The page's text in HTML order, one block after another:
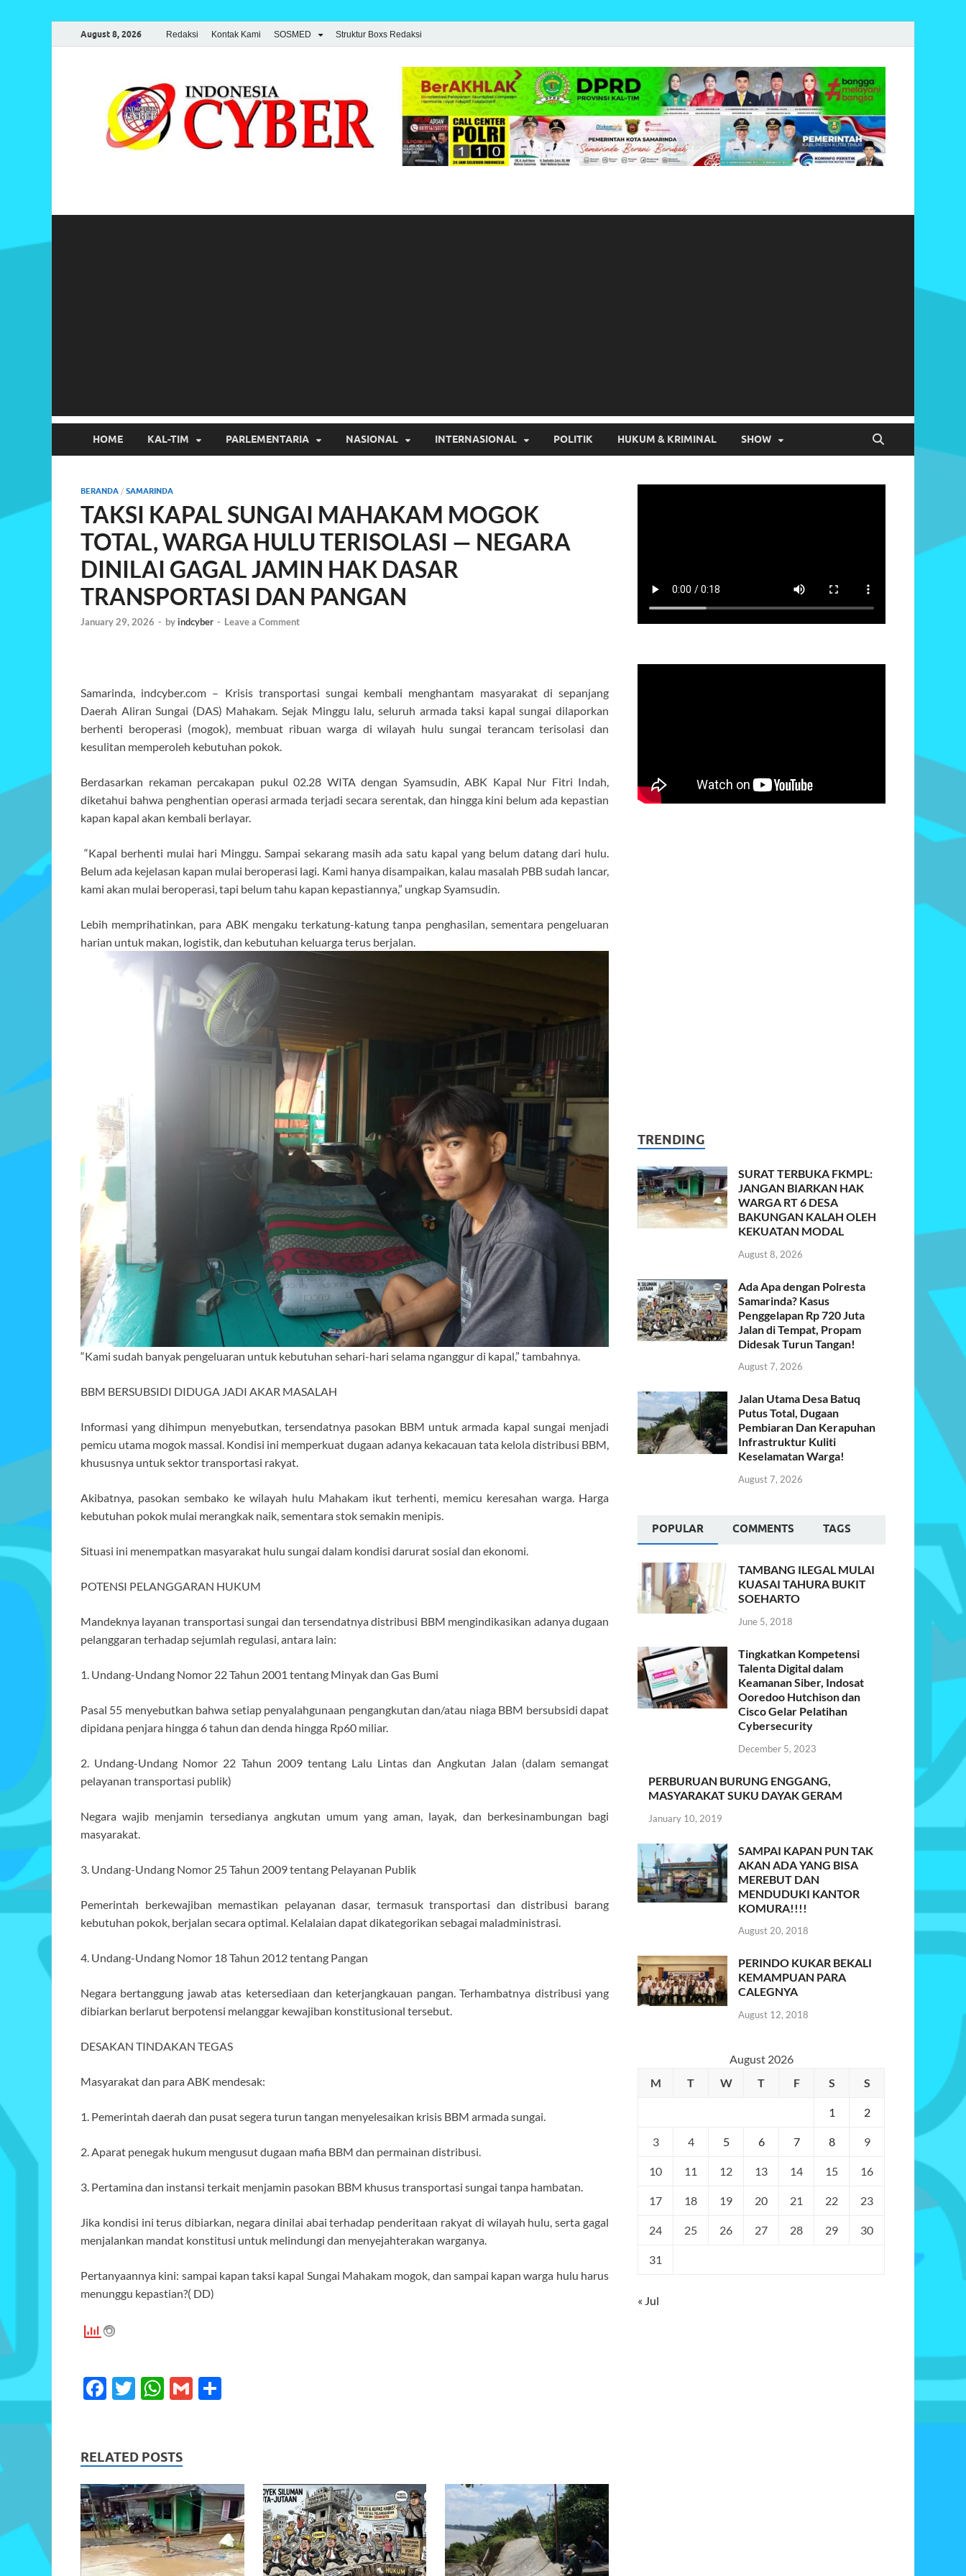
August 8, 2026 Redaksi Kontak Kami SOSMED Struktur Boxs Redaksi
HOME KAL-TIM PARLEMENTARIA NASIONAL INTERNASIONAL POLITIK HUKUM & KRIMINAL SHOW
BERANDA / SAMARINDA
TAKSI KAPAL SUNGAI MAHAKAM MOGOK
TOTAL, WARGA HULU TERISOLASI — NEGARA
DINILAI GAGAL JAMIN HAK DASAR
TRANSPORTASI DAN PANGAN
January 29, 2026 - by indcyber - Leave a Comment
Samarinda, indcyber.com – Krisis transportasi sungai kembali menghantam masyarakat di sepanjang
Daerah Aliran Sungai (DAS) Mahakam. Sejak Minggu lalu, seluruh armada taksi kapal sungai dilaporkan
berhenti beroperasi (mogok), membuat ribuan warga di wilayah hulu sungai terancam terisolasi dan
kesulitan memperoleh kebutuhan pokok.
Berdasarkan rekaman percakapan pukul 02.28 WITA dengan Syamsudin, ABK Kapal Nur Fitri Indah,
diketahui bahwa penghentian operasi armada terjadi secara serentak, dan hingga kini belum ada kepastian
kapan kapal akan kembali berlayar.
“Kapal berhenti mulai hari Minggu. Sampai sekarang masih ada satu kapal yang belum datang dari hulu.
Belum ada kejelasan kapan mulai beroperasi lagi. Kami hanya disampaikan, kalau masalah PBB sudah lancar,
kami akan mulai beroperasi, tapi belum tahu kapan kepastiannya,” ungkap Syamsudin.
Lebih memprihatinkan, para ABK mengaku terkatung-katung tanpa penghasilan, sementara pengeluaran
harian untuk makan, logistik, dan kebutuhan keluarga terus berjalan.
“Kami sudah banyak pengeluaran untuk kebutuhan sehari-hari selama nganggur di kapal,” tambahnya.
BBM BERSUBSIDI DIDUGA JADI AKAR MASALAH
Informasi yang dihimpun menyebutkan, tersendatnya pasokan BBM untuk armada kapal sungai menjadi
pemicu utama mogok massal. Kondisi ini memperkuat dugaan adanya kekacauan tata kelola distribusi BBM,
khususnya untuk sektor transportasi rakyat.
Akibatnya, pasokan sembako ke wilayah hulu Mahakam ikut terhenti, memicu keresahan warga. Harga
kebutuhan pokok mulai merangkak naik, sementara stok semakin menipis.
Situasi ini menempatkan masyarakat hulu sungai dalam kondisi darurat sosial dan ekonomi.
POTENSI PELANGGARAN HUKUM
Mandeknya layanan transportasi sungai dan tersendatnya distribusi BBM mengindikasikan adanya dugaan
pelanggaran terhadap sejumlah regulasi, antara lain:
1. Undang-Undang Nomor 22 Tahun 2001 tentang Minyak dan Gas Bumi
Pasal 55 menyebutkan bahwa setiap penyalahgunaan pengangkutan dan/atau niaga BBM bersubsidi dapat
dipidana penjara hingga 6 tahun dan denda hingga Rp60 miliar.
2. Undang-Undang Nomor 22 Tahun 2009 tentang Lalu Lintas dan Angkutan Jalan (dalam semangat
pelayanan transportasi publik)
Negara wajib menjamin tersedianya angkutan umum yang aman, layak, dan berkesinambungan bagi
masyarakat.
3. Undang-Undang Nomor 25 Tahun 2009 tentang Pelayanan Publik
Pemerintah berkewajiban memastikan pelayanan dasar, termasuk transportasi dan distribusi barang
kebutuhan pokok, berjalan secara optimal. Kelalaian dapat dikategorikan sebagai maladministrasi.
4. Undang-Undang Nomor 18 Tahun 2012 tentang Pangan
Negara bertanggung jawab atas ketersediaan dan keterjangkauan pangan. Terhambatnya distribusi yang
dibiarkan berlarut berpotensi melanggar kewajiban konstitusional tersebut.
DESAKAN TINDAKAN TEGAS
Masyarakat dan para ABK mendesak:
1. Pemerintah daerah dan pusat segera turun tangan menyelesaikan krisis BBM armada sungai.
2. Aparat penegak hukum mengusut dugaan mafia BBM dan permainan distribusi.
3. Pertamina dan instansi terkait menjamin pasokan BBM khusus transportasi sungai tanpa hambatan.
Jika kondisi ini terus dibiarkan, negara dinilai abai terhadap penderitaan rakyat di wilayah hulu, serta gagal
menjalankan mandat konstitusi untuk melindungi dan menyejahterakan warganya.
Pertanyaannya kini: sampai kapan taksi kapal Sungai Mahakam mogok, dan sampai kapan warga hulu harus
menunggu kepastian?( DD)
F
b
o
o
k
T
er
W
s
A
p
p
G
RELATED POSTS
TRENDING
SURAT TERBUKA FKMPL:
JANGAN BIARKAN HAK
WARGA RT 6 DESA
BAKUNGAN KALAH OLEH
KEKUATAN MODAL
August 8, 2026
Ada Apa dengan Polresta
Samarinda? Kasus
Penggelapan Rp 720 Juta
Jalan di Tempat, Propam
Didesak Turun Tangan!
August 7, 2026
Jalan Utama Desa Batuq
Putus Total, Dugaan
Pembiaran Dan Kerapuhan
Infrastruktur Kuliti
Keselamatan Warga!
August 7, 2026
POPULAR COMMENTS TAGS
TAMBANG ILEGAL MULAI
KUASAI TAHURA BUKIT
SOEHARTO
June 5, 2018
Tingkatkan Kompetensi
Talenta Digital dalam
Keamanan Siber, Indosat
Ooredoo Hutchison dan
Cisco Gelar Pelatihan
Cybersecurity
December 5, 2023
PERBURUAN BURUNG ENGGANG,
MASYARAKAT SUKU DAYAK GERAM
January 10, 2019
SAMPAI KAPAN PUN TAK
AKAN ADA YANG BISA
MEREBUT DAN
MENDUDUKI KANTOR
KOMURA!!!!
August 20, 2018
PERINDO KUKAR BEKALI
KEMAMPUAN PARA
CALEGNYA
August 12, 2018
August 2026
M
T W T F S S
1 2
3 4 5 6 7 8 9
10 11 12 13 14 15 16
17 18 19 20 21 22 23
24 25 26 27 28 29 30
31
« Jul